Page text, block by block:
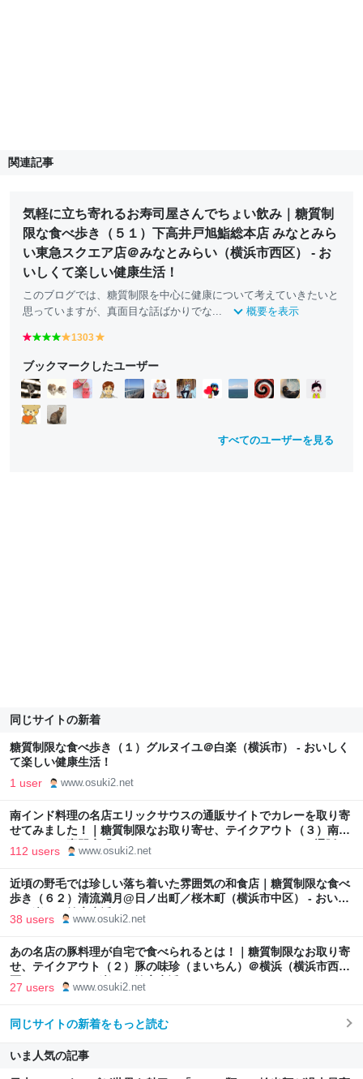
関連記事
気軽に立ち寄れるお寿司屋さんでちょい飲み｜糖質制
限な食べ歩き（５１）下高井戸旭鮨総本店 みなとみら
い東急スクエア店＠みなとみらい（横浜市西区） - お
いしくて楽しい健康生活！
このブログでは、糖質制限を中心に健康について考えていきたいと
思っていますが、真面目な話ばかりでな...
概要を表示
r
d
g
e
e
n
g
e
e
g
e
e
n
y
ll
o
w
1303
ll
o
w
ブックマークしたユーザー
すべてのユーザーを見る
同じサイトの新着
糖質制限な食べ歩き（１）グルヌイユ＠白楽（横浜市） - おいしく
て楽しい健康生活！
1 user www.osuki2.net
南インド料理の名店エリックサウスの通販サイトでカレーを取り寄
せてみました！｜糖質制限なお取り寄せ、テイクアウト（３）南イ
ンドカレー専門店「ERICK SOUTH（エリックサウス）」（通販サ
イト） - おいしくて楽しい健康生活！
112 users www.osuki2.net
近頃の野毛では珍しい落ち着いた雰囲気の和食店｜糖質制限な食べ
歩き（６２）清流満月@日ノ出町／桜木町（横浜市中区） - おいし
くて楽しい健康生活！
38 users www.osuki2.net
あの名店の豚料理が自宅で食べられるとは！｜糖質制限なお取り寄
せ、テイクアウト（２）豚の味珍（まいちん）＠横浜（横浜市西
区） - おいしくて楽しい健康生活！
27 users www.osuki2.net
同じサイトの新着をもっと読む
いま人気の記事